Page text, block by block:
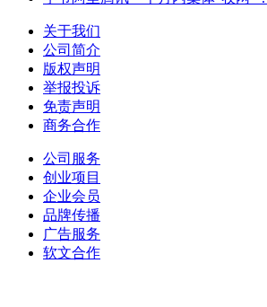
关于我们
公司简介
版权声明
举报投诉
免责声明
商务合作
公司服务
创业项目
企业会员
品牌传播
广告服务
软文合作